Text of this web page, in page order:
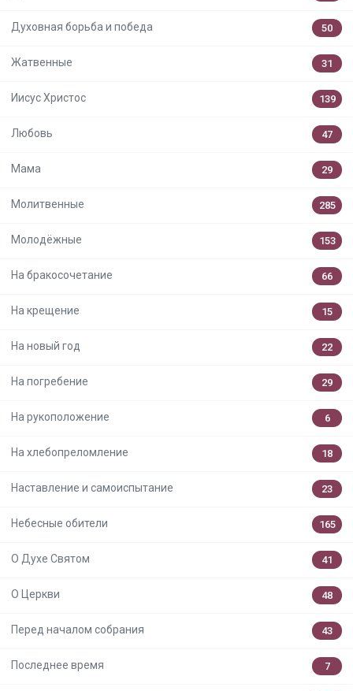
Духовная борьба и победа 50
Жатвенные 31
Иисус Христос 139
Любовь 47
Мама 29
Молитвенные 285
Молодёжные 153
На бракосочетание 66
На крещение 15
На новый год 22
На погребение 29
На рукоположение 6
На хлебопреломление 18
Наставление и самоиспытание 23
Небесные обители 165
О Духе Святом 41
О Церкви 48
Перед началом собрания 43
Последнее время 7